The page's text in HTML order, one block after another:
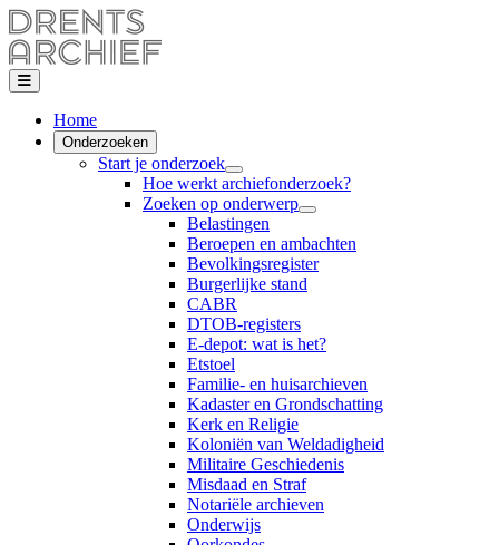
Home
Onderzoeken
Start je onderzoek
Hoe werkt archiefonderzoek?
Zoeken op onderwerp
Belastingen
Beroepen en ambachten
Bevolkingsregister
Burgerlijke stand
CABR
DTOB-registers
E-depot: wat is het?
Etstoel
Familie- en huisarchieven
Kadaster en Grondschatting
Kerk en Religie
Koloniën van Weldadigheid
Militaire Geschiedenis
Misdaad en Straf
Notariële archieven
Onderwijs